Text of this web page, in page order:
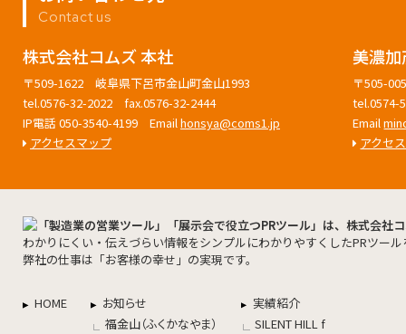
Contact us
株式会社コムズ 本社
〒509-1622 岐阜県下呂市金山町金山1993
tel.0576-32-2022 fax.0576-32-2444
IP電話 050-3540-4199 Emailhonsya@coms1.jp
アクセスマップ
美濃
〒505-
tel.0574-
Email
アクセ
わかりにくい・伝えづらい情報をシンプルにわかりやすくしたPRツー
弊社の仕事は「お客様の幸せ」の実現です。
HOME
お知らせ
福金山（ふくかなやま）
実績紹介
SILENT HILL f